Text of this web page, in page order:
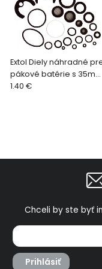
Extol Diely náhradné
pákové batérie s 35mm
kartušou
1.40 €
Chceli by ste byť
Prihlásiť